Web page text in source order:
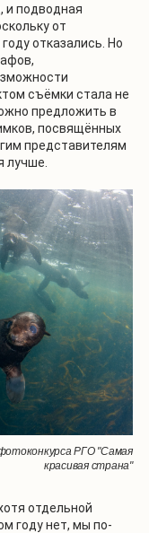
и подводная
от
отказались. Но
съёмки стала не
предложить в
посвящённых
представителям
лучше.
РГО "Самая
красивая страна"
отдельной
году нет, мы по-